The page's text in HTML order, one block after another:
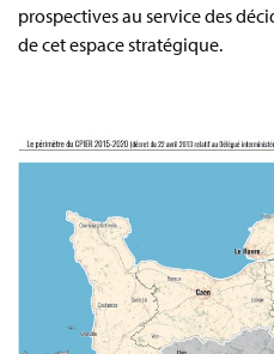
prospectives au service des
de cet espace stratégique.